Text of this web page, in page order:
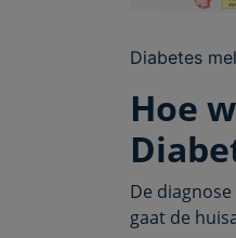
Diabetes
Hoe
De
gaat de